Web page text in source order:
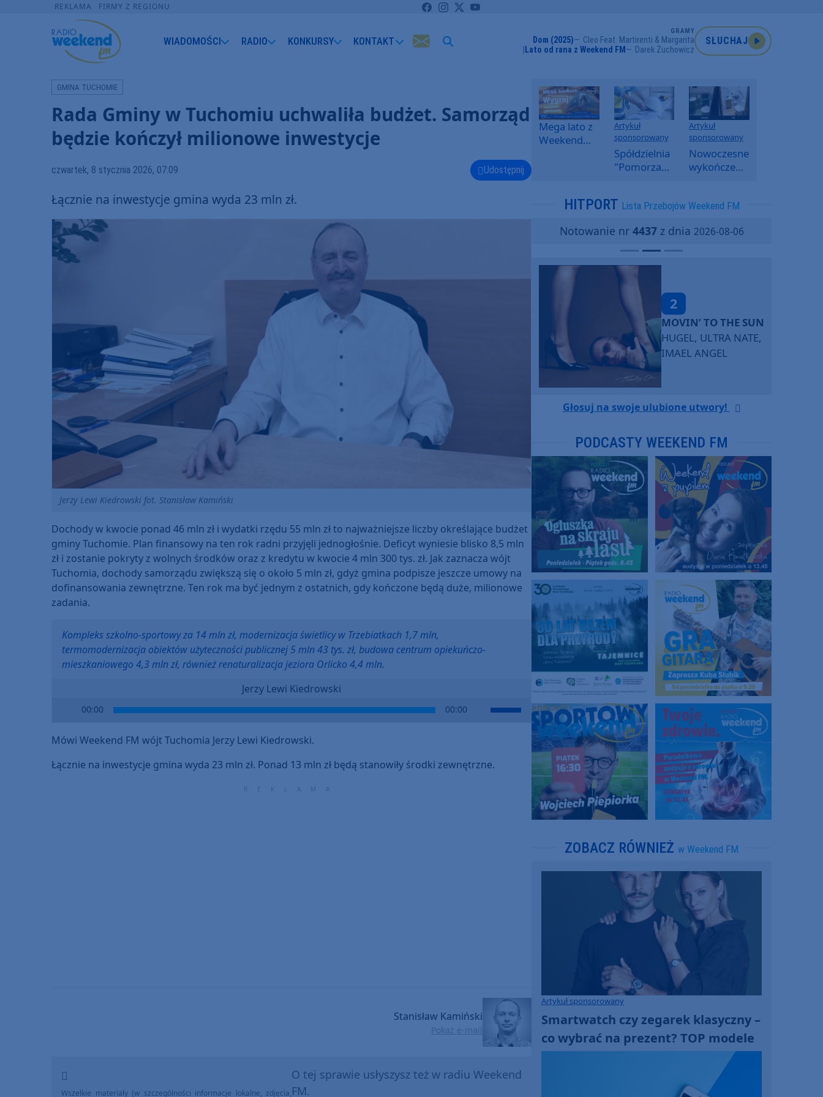
REKLAMA FIRMY Z REGIONU
WIADOMOŚCI RADIO KONKURSY KONTAKT
GRAMY
Dom (2025)
Cleo Feat. Martirenti & Margarita
Lato od rana z Weekend FM
Darek Żuchowicz
SŁUCHAJ
GMINA TUCHOMIE
Rada Gminy w Tuchomiu uchwaliła budżet. Samorząd
będzie kończył milionowe inwestycje
czwartek, 8 stycznia 2026, 07:09 Udostępnij
Łącznie na inwestycje gmina wyda 23 mln zł.
Jerzy Lewi Kiedrowski fot. Stanisław Kamiński
Dochody w kwocie ponad 46 mln zł i wydatki rzędu 55 mln zł to najważniejsze liczby określające budżet
gminy Tuchomie. Plan finansowy na ten rok radni przyjęli jednogłośnie. Deficyt wyniesie blisko 8,5 mln
zł i zostanie pokryty z wolnych środków oraz z kredytu w kwocie 4 mln 300 tys. zł. Jak zaznacza wójt
Tuchomia, dochody samorządu zwiększą się o około 5 mln zł, gdyż gmina podpisze jeszcze umowy na
dofinansowania zewnętrzne. Ten rok ma być jednym z ostatnich, gdy kończone będą duże, milionowe
zadania.
Kompleks szkolno-sportowy za 14 mln zł, modernizacja świetlicy w Trzebiatkach 1,7 mln,
termomodernizacja obiektów użyteczności publicznej 5 mln 43 tys. zł, budowa centrum opiekuńczo-
mieszkaniowego 4,3 mln zł, również renaturalizacja jeziora Orlicko 4,4 mln.
Jerzy Lewi Kiedrowski
00:00 00:00
Use
Up/Down
to
Mówi Weekend FM wójt Tuchomia Jerzy Lewi Kiedrowski.
Łącznie na inwestycje gmina wyda 23 mln zł. Ponad 13 mln zł będą stanowiły środki zewnętrzne.
Stanisław Kamiński
Pokaż e-mail
O tej sprawie usłyszysz też w radiu Weekend
FM.
Wszelkie materiały (w szczególności informacje lokalne, zdjęcia,
Mega lato z
Weekend
Artykuł
sponsorowany
Spółdzielnia
"Pomorzanka"
informuje o
i ofertach
najmu
Artykuł
sponsorowany
Nowoczesne
wykończenia
SPC, WPC i
kamienny
HITPORT Lista Przebojów Weekend FM
Notowanie nr 4437z dnia 2026-08-06
2
MOVIN’ TO THE SUN
HUGEL, ULTRA NATE,
IMAEL ANGEL
Głosuj na swoje ulubione utwory!
PODCASTY WEEKEND FM
ZOBACZ RÓWNIEŻ w Weekend FM
Artykuł sponsorowany
Smartwatch czy zegarek klasyczny –
co wybrać na prezent? TOP modele